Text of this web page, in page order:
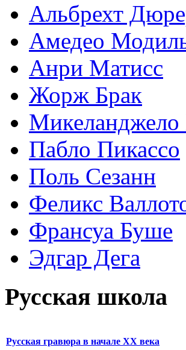
Альбрехт
Амедео
Анри Матисс
Жорж Брак
Микеланджело
Пабло Пикассо
Поль Сезанн
Феликс
Франсуа Буше
Эдгар Дега
Русская школа
Русская гравюра в начале XX века